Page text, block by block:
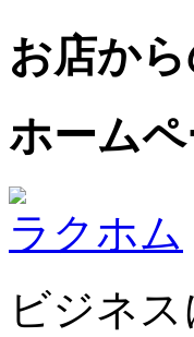
お店か
ホーム
ラクホム
ビジネ